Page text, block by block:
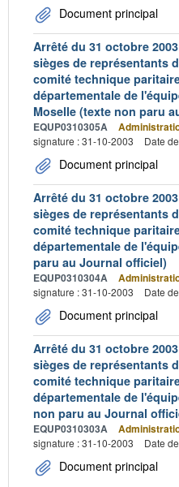
Document principal
Arrêté du 31 octobre
sièges de représentants
comité technique
départementale de
Moselle (texte non paru
EQUP0310305A
signature : 31-10-2003
Date
Document principal
Arrêté du 31 octobre
sièges de représentants
comité technique
départementale de
paru au Journal officiel)
EQUP0310304A
signature : 31-10-2003
Date
Document principal
Arrêté du 31 octobre
sièges de représentants
comité technique
départementale de
non paru au Journal
EQUP0310303A
signature : 31-10-2003
Date
Document principal